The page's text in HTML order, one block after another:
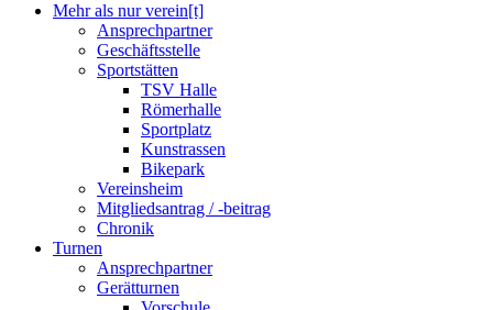
Mehr als nur verein[t]
Ansprechpartner
Geschäftsstelle
Sportstätten
TSV Halle
Römerhalle
Sportplatz
Kunstrassen
Bikepark
Vereinsheim
Mitgliedsantrag / -beitrag
Chronik
Turnen
Ansprechpartner
Gerätturnen